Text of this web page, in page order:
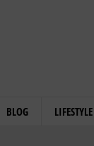
BLOG LIFESTYLE